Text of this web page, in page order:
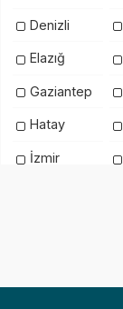
Denizli
Elazığ
Gaziantep
Hatay
İzmir
Mardin